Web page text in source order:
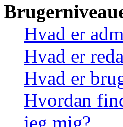
Hvad er
Hvad er
Hvad er
Hvordan
jeg mig?